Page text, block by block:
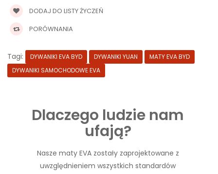
DODAJ DO LISTY ŻYCZEŃ
PORÓWNANIA
Tagi: DYWANIKI EVA BYD DYWANIKI YUAN
MATY EVA BYD
DYWANIKI SAMOCHODOWE EVA
Dlaczego ludzie nam
ufają?
Nasze maty EVA zostały zaprojektowane z
uwzględnieniem wszystkich standardów